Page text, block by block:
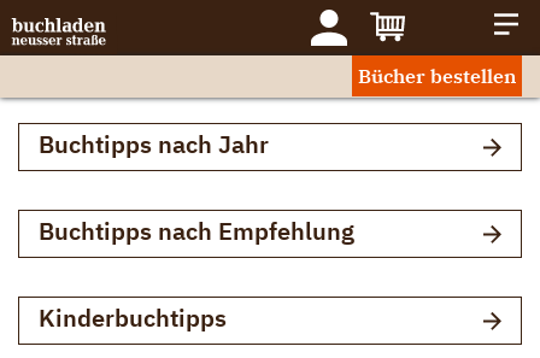
Bücher bestellen
Buchtipps nach Jahr
Buchtipps nach Empfehlung
Kinderbuchtipps